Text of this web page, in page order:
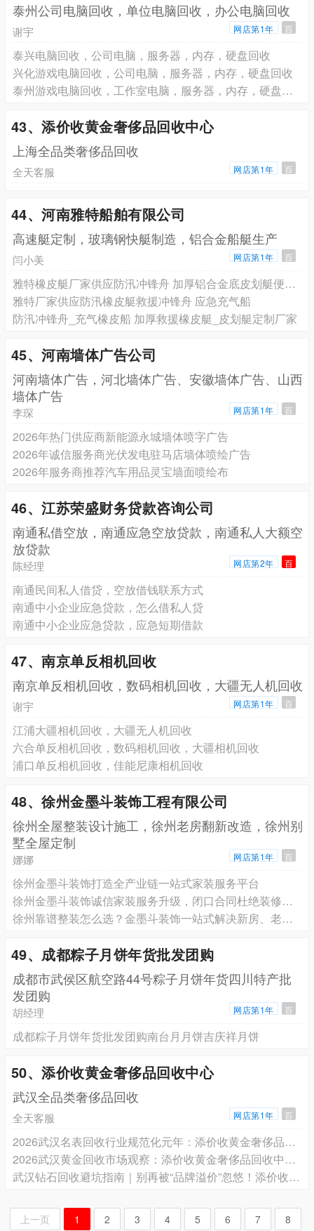
泰州公司电脑回收，单位电脑回收，办公电脑回收
谢宇 网店第1年 百
泰兴电脑回收，公司电脑，服务器，内存，硬盘回收
兴化游戏电脑回收，公司电脑，服务器，内存，硬盘回收
泰州游戏电脑回收，工作室电脑，服务器，内存，硬盘回收
43、添价收黄金奢侈品回收中心
上海全品类奢侈品回收
全天客服 网店第1年 百
44、河南雅特船舶有限公司
高速艇定制，玻璃钢快艇制造，铝合金船艇生产
闫小美 网店第1年 百
雅特橡皮艇厂家供应防汛冲锋舟 加厚铝合金底皮划艇便携式折叠船
雅特厂家供应防汛橡皮艇救援冲锋舟 应急充气船
防汛冲锋舟_充气橡皮船 加厚救援橡皮艇_皮划艇定制厂家
45、河南墙体广告公司
河南墙体广告，河北墙体广告、安徽墙体广告、山西
墙体广告
李琛 网店第1年 百
2026年热门供应商新能源永城墙体喷字广告
2026年诚信服务商光伏发电驻马店墙体喷绘广告
2026年服务商推荐汽车用品灵宝墙面喷绘布
46、江苏荣盛财务贷款咨询公司
南通私借空放，南通应急空放贷款，南通私人大额空
放贷款
陈经理 网店第2年 百
南通民间私人借贷，空放借钱联系方式
南通中小企业应急贷款，怎么借私人贷
南通中小企业应急贷款，应急短期借款
47、南京单反相机回收
南京单反相机回收，数码相机回收，大疆无人机回收
谢宇 网店第1年 百
江浦大疆相机回收，大疆无人机回收
六合单反相机回收，数码相机回收，大疆相机回收
浦口单反相机回收，佳能尼康相机回收
48、徐州金墨斗装饰工程有限公司
徐州全屋整装设计施工，徐州老房翻新改造，徐州别
墅全屋定制
娜娜 网店第1年 百
徐州金墨斗装饰打造全产业链一站式家装服务平台
徐州金墨斗装饰诚信家装服务升级，闭口合同杜绝装修增项陷阱
徐州靠谱整装怎么选？金墨斗装饰一站式解决新房、老房各类装修难题
49、成都粽子月饼年货批发团购
成都市武侯区航空路44号粽子月饼年货四川特产批
发团购
胡经理 网店第1年 百
成都粽子月饼年货批发团购南台月月饼吉庆祥月饼
50、添价收黄金奢侈品回收中心
武汉全品类奢侈品回收
全天客服 网店第1年 百
2026武汉名表回收行业规范化元年：添价收黄金奢侈品回收中心领衔首批诚信示范门店公示
2026武汉黄金回收市场观察：添价收黄金奢侈品回收中心领衔6家正规门店实测推荐（附卖金避坑指南）
武汉钻石回收避坑指南｜别再被“品牌溢价”忽悠！添价收黄金奢侈品回收中心按国际4C实价变现
上一页 1 2 3 4 5 6 7 8